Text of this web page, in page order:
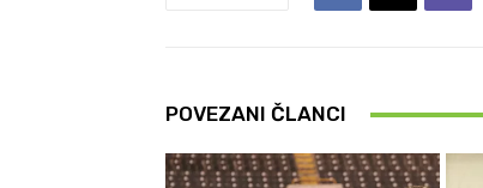
POVEZANI ČLANCI